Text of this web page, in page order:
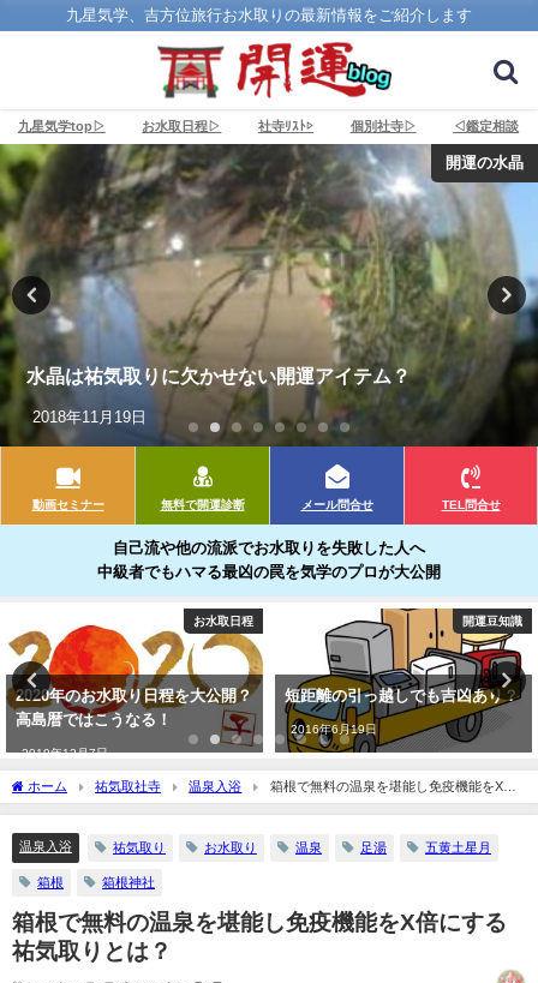
九星気学、吉方位旅行お水取りの最新情報をご紹介します
九星気学top▷ お水取日程▷ 社寺ﾘｽﾄ▷ 個別社寺▷ ◁鑑定相談
開運の水晶
は祐気取りに欠かせない開運アイテム？
年11月19日
動画セミナー 無料で開運診断 メール問合せ TEL問合せ
自己流や他の流派でお水取りを失敗した人へ
中級者でもハマる最凶の罠を気学のプロが大公開
お水取日程
2020年のお水取り日程を大公開？
高島暦ではこうなる！
2019年12月7日
開運豆知識
短距離の引っ越しでも吉凶あり？
2016年6月19日
ホーム 祐気取社寺 温泉入浴
箱根で無料の温泉を堪能し免疫機能をX倍
にする祐気取りとは？
温泉入浴 祐気取り お水取り 温泉 足湯 五黄土星月
箱根 箱根神社
箱根で無料の温泉を堪能し免疫機能をX倍にする
祐気取りとは？